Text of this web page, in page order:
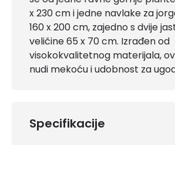
x 230 cm i jedne navlake za
160 x 200 cm, zajedno s dvije
veličine 65 x 70 cm. Izrađen od
visokokvalitetnog materijala,
nudi mekoću i udobnost za
Specifikacije